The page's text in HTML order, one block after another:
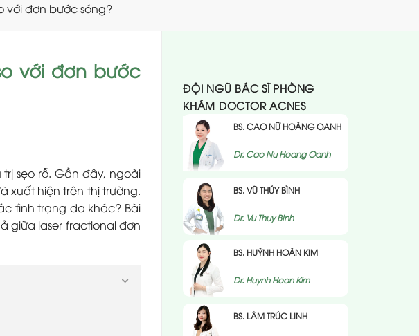
với đơn bước sóng?
với đơn bước
sẹo rỗ. Gần đây, ngoài
xuất hiện trên thị trường.
tình trạng da khác? Bài
giữa laser fractional đơn
ĐỘI NGŨ BÁC SĨ PHÒNG
KHÁM DOCTOR ACNES
BS. CAO NỮ HOÀNG OANH
Dr. Cao Nu Hoang Oanh
BS. VŨ THÚY BÌNH
Dr. Vu Thuy BInh
BS. HUỲNH HOÀN KIM
Dr. Huynh Hoan Kim
BS. LÂM TRÚC LINH